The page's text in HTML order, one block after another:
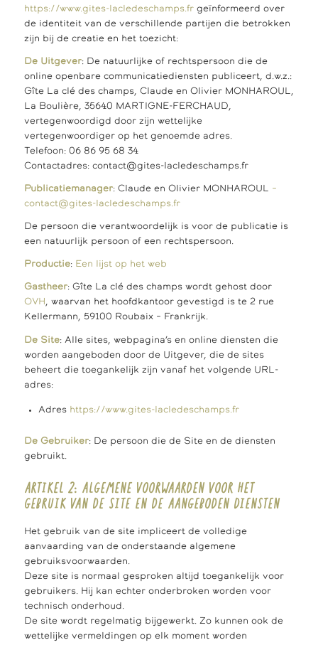
https://www.gites-lacledeschamps.frgeïnformeerd over
de identiteit van de verschillende partijen die betrokken
zijn bij de creatie en het toezicht:
De Uitgever: De natuurlijke of rechtspersoon die de
online openbare communicatiediensten publiceert, d.w.z.:
Gîte La clé des champs, Claude en Olivier MONHAROUL,
La Boulière, 35640 MARTIGNE-FERCHAUD,
vertegenwoordigd door zijn wettelijke
vertegenwoordiger op het genoemde adres.
Telefoon: 06 86 95 68 34
Contactadres: contact@gites-lacledeschamps.fr
Publicatiemanager: Claude en Olivier MONHAROUL –
contact@gites-lacledeschamps.fr
De persoon die verantwoordelijk is voor de publicatie is
een natuurlijk persoon of een rechtspersoon.
Productie: Een lijst op het web
Gastheer: Gîte La clé des champs wordt gehost door
OVH , waarvan het hoofdkantoor gevestigd is te 2 rue
Kellermann, 59100 Roubaix – Frankrijk.
De Site: Alle sites, webpagina’s en online diensten die
worden aangeboden door de Uitgever, die de sites
beheert die toegankelijk zijn vanaf het volgende URL-
adres:
Adres https://www.gites-lacledeschamps.fr
De Gebruiker: De persoon die de Site en de diensten
gebruikt.
ARTIKEL 2: ALGEMENE VOORWAARDEN VOOR HET
GEBRUIK VAN DE SITE EN DE AANGEBODEN DIENSTEN
Het gebruik van de site impliceert de volledige
aanvaarding van de onderstaande algemene
gebruiksvoorwaarden.
Deze site is normaal gesproken altijd toegankelijk voor
gebruikers. Hij kan echter onderbroken worden voor
technisch onderhoud.
De site wordt regelmatig bijgewerkt. Zo kunnen ook de
wettelijke vermeldingen op elk moment worden